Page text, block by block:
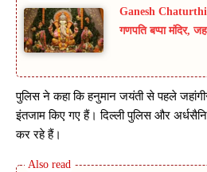
Ganesh Chaturthi
गणपति बप्पा मंदिर,
पुलिस ने कहा कि हनुमान जयंती से पहले
इंतजाम किए गए हैं। दिल्ली पुलिस और
कर रहे हैं।